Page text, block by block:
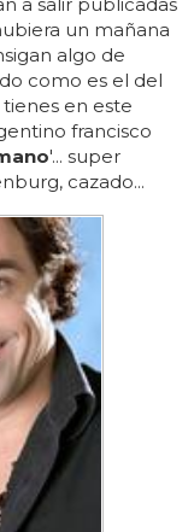
un mañana
algo de
como es el del
en este
francisco
'... super
cazado...